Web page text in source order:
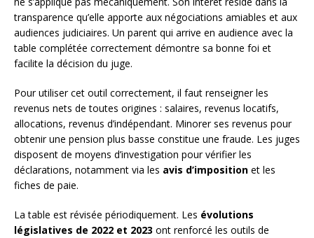
transparence qu’elle apporte aux négociations amiables et aux
audiences judiciaires. Un parent qui arrive en audience avec la
table complétée correctement démontre sa bonne foi et
facilite la décision du juge.
Pour utiliser cet outil correctement, il faut renseigner les
revenus nets de toutes origines : salaires, revenus locatifs,
allocations, revenus d’indépendant. Minorer ses revenus pour
obtenir une pension plus basse constitue une fraude. Les juges
disposent de moyens d’investigation pour vérifier les
déclarations, notamment via les avis d’imposition et les
fiches de paie.
La table est révisée périodiquement. Les évolutions
législatives de 2022 et 2023 ont renforcé les outils de